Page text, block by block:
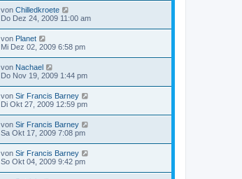
von Chilledkroete
Do Dez 24, 2009 11:00 am
von Planet
Mi Dez 02, 2009 6:58 pm
von Nachael
Do Nov 19, 2009 1:44 pm
von Sir Francis Barney
Di Okt 27, 2009 12:59 pm
von Sir Francis Barney
Sa Okt 17, 2009 7:08 pm
von Sir Francis Barney
So Okt 04, 2009 9:42 pm